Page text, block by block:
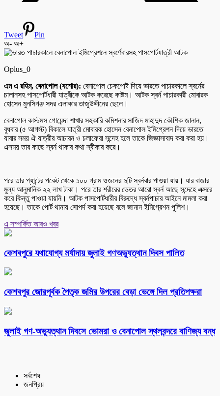
Tweet
Pin
অ- অ+
Oplus_0
এম এ রহিম, বেনাপোল (যশোর): বেনাপোল চেকপোষ্ট দিয়ে ভারতে পাচারকালে স্বর্নের
চালানসহ পাসপোর্টধারী যাত্রীকে আটক করেছে কাষ্টম। আটক স্বর্ন পাচারকারী মোবারক
হোসেন মুনসিগঞ্জ সদর এলাকার তাজুউদ্দীনের ছেলে।
বেনাপোল কাস্টমস গোয়েন্দা শাখার সহকারি কমিশনার সাজিদ মাহাদুদ কৌশিক জানান,
বুধবার (৫ আগস্ট) বিকালে যাত্রী মোবারক হোসেন বেনাপোল ইমিগ্রেশন দিয়ে ভারতে
যাবার সময় ঐ যাত্রীর আচারন ও চলাফেরা সন্দেহ হলে তাকে জিজ্ঞাসাবাদ করা করা হয়।
এসময় তার কাছে স্বর্ন থাকার কথা স্বীকার করে।
পরে তার প্যান্টের পকেট থেকে ১০০ গ্রাম ওজনের দুটি স্বর্নবার পাওয়া যায়। যার বাজার
মুল্য আনুমানিক ২২ লাখ টাকা। পরে তার শরীরের ভেতর আরো স্বর্ন আছে সন্দেহে এক্সরে
করে কিন্তু পাওয়া যায়নি। আটক পাসপোর্টধারীর বিরুদ্ধে স্বর্নপাচার আইনে মামলা করা
হয়েছে। তাকে পোর্ট থানায় সোপর্দ করা হয়েছে বলে জানান ইমিগ্রেশন পুলিশ।
এ সম্পর্কিত আরও খবর
কেশবপুরে যথাযোগ্য মর্যাদায় জুলাই গণঅভ্যুত্থান দিবস পালিত
কেশবপুর জোরপূর্বক পৈতৃক জমির উপরের বেড়া ভেঙ্গে দিল প্রতিপক্ষরা
‎জুলাই গণ-অভ্যুত্থান দিবসে ভোমরা ও বেনাপোল স্থলবন্দরে বাণিজ্য বন্ধ
সর্বশেষ
জনপ্রিয়